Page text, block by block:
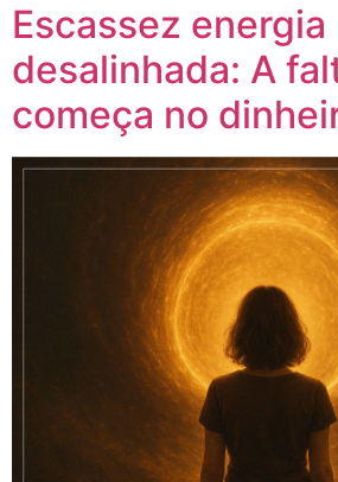
Escassez energia
desalinhada: A
começa no